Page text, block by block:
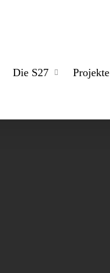
Die S27 Projekte